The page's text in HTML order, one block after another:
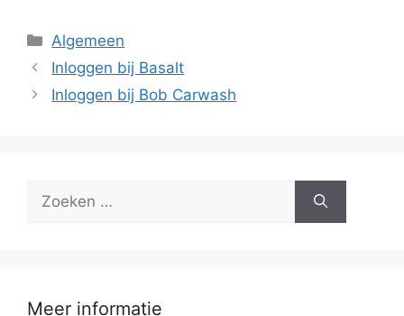
Categorieën
Algemeen
Inloggen bij Basalt
Inloggen bij Bob Carwash
naar:
Meer informatie